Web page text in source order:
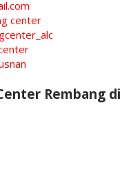
center
Rembang di